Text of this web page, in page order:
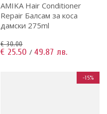
AMIKA Hair Conditioner
Repair Балсам за коса
дамски 275ml
€ 30.00
€ 25.50 / 49.87 лв.
-15%